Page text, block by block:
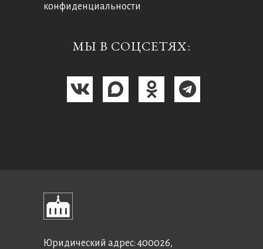
конфиденциальности
МЫ В СОЦСЕТЯХ:
Юридический адрес: 400026,